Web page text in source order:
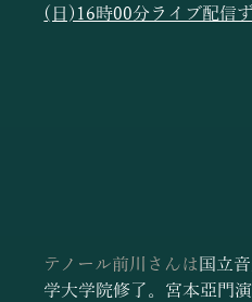
(日)16時00分ライブ配信
テノール前川さんは 国立
学大学院修了。宮本亞門